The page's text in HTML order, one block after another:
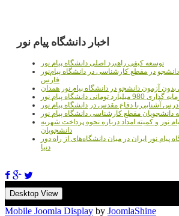
اخبار دانشگاه پیام نور
توسعه کیفی راهبرد اصلی دانشگاه پیام نور
در مقطع کارشناسی در دانشگاه پیام‌نور
فارس
آزمون دانشجو در دانشگاه پیام نور همدان
980 میلیارد تومانی دانشگاه پیام نور
درس آشنایی با دفاع مقدس در دانشگاه پیام نور
مقطع کارشناسی دانشگاه پیام نور
نور و کمیته امداد درباره نحوه پرداخت شهریه
دانشجویان
نور ایران در میان دانشگاه‌های از راه دور
دنیا
Desktop View
Mobile Joomla Display by JoomlaShine